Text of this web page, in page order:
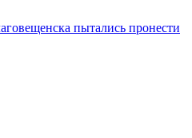
пытались пронести